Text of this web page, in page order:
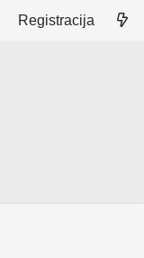
Registracija